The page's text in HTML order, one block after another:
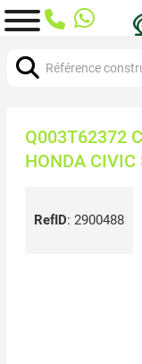
Q003T62372
HONDA
RefID: 2900488